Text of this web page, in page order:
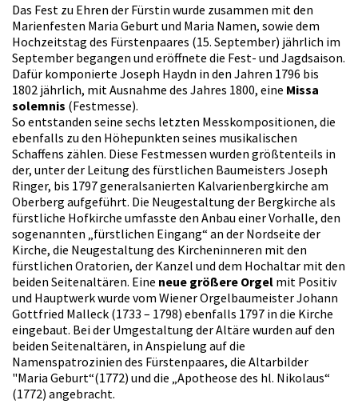
Das Fest zu Ehren der Fürstin wurde zusammen mit den
Marienfesten Maria Geburt und Maria Namen, sowie dem
Hochzeitstag des Fürstenpaares (15. September) jährlich im
September begangen und eröffnete die Fest- und Jagdsaison.
Dafür komponierte Joseph Haydn in den Jahren 1796 bis
1802 jährlich, mit Ausnahme des Jahres 1800, eine Missa
solemnis (Festmesse).
So entstanden seine sechs letzten Messkompositionen, die
ebenfalls zu den Höhepunkten seines musikalischen
Schaffens zählen. Diese Festmessen wurden größtenteils in
der, unter der Leitung des fürstlichen Baumeisters Joseph
Ringer, bis 1797 generalsanierten Kalvarienbergkirche am
Oberberg aufgeführt. Die Neugestaltung der Bergkirche als
fürstliche Hofkirche umfasste den Anbau einer Vorhalle, den
sogenannten „fürstlichen Eingang“ an der Nordseite der
Kirche, die Neugestaltung des Kircheninneren mit den
fürstlichen Oratorien, der Kanzel und dem Hochaltar mit den
beiden Seitenaltären. Eine neue größere Orgel mit Positiv
und Hauptwerk wurde vom Wiener Orgelbaumeister Johann
Gottfried Malleck (1733 – 1798) ebenfalls 1797 in die Kirche
eingebaut. Bei der Umgestaltung der Altäre wurden auf den
beiden Seitenaltären, in Anspielung auf die
Namenspatrozinien des Fürstenpaares, die Altarbilder
"Maria Geburt“(1772) und die „Apotheose des hl. Nikolaus“
(1772) angebracht.